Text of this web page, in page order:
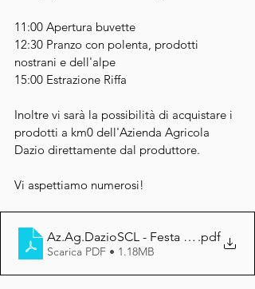
11:00 Apertura buvette
12:30 Pranzo con polenta, prodotti
nostrani e dell'alpe
15:00 Estrazione Riffa
Inoltre vi sarà la possibilità di acquistare i
prodotti a km0 dell'Azienda Agricola
Dazio direttamente dal produttore.
Vi aspettiamo numerosi!
Az.Ag.DazioSCL - Festa 1° agosto
.pdf
Scarica PDF • 1.18MB